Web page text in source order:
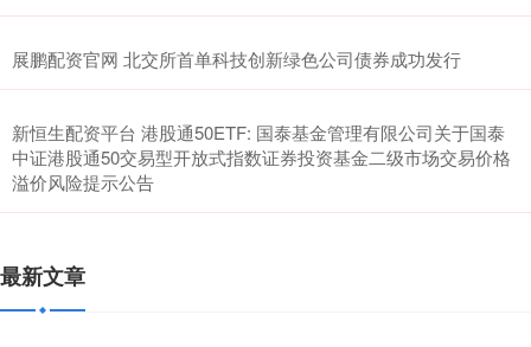
展鹏配资官网 北交所首单科技创新绿色公司债券成功发行
新恒生配资平台 港股通50ETF: 国泰基金管理有限公司关于国泰
中证港股通50交易型开放式指数证券投资基金二级市场交易价格
溢价风险提示公告
最新文章